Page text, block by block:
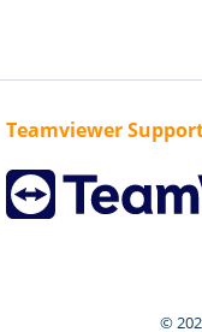
Teamviewer
©